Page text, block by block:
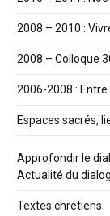
2008 – 2010 :
2008 – Colloque
2006-2008 :
Espaces sacrés,
Approfondir le
Actualité du
Textes chrétiens